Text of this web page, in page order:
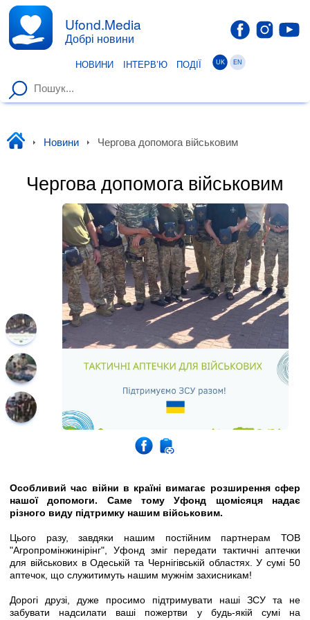
Ufond.Media
Добрі новини
НОВИНИ ІНТЕРВ’Ю ПОДІЇ UK EN
Уфонд
Новини Чергова допомога військовим
Чергова допомога військовим
Особливий час війни в країні вимагає розширення сфер
нашої допомоги. Саме тому Уфонд щомісяця надає
різного виду підтримку нашим військовим.
Цього разу, завдяки нашим постійним партнерам ТОВ
"Агропромінжинірінг", Уфонд зміг передати тактичні аптечки
для військових в Одеській та Чернігівській областях. У сумі 50
аптечок, що служитимуть нашим мужнім захисникам!
Дорогі друзі, дуже просимо підтримувати наші ЗСУ та не
забувати надсилати ваші пожертви у будь-якій сумі на